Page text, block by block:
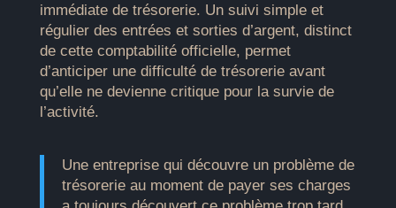
immédiate de trésorerie. Un suivi simple et
régulier des entrées et sorties d’argent, distinct
de cette comptabilité officielle, permet
d’anticiper une difficulté de trésorerie avant
qu’elle ne devienne critique pour la survie de
l’activité.
Une entreprise qui découvre un problème de
trésorerie au moment de payer ses charges